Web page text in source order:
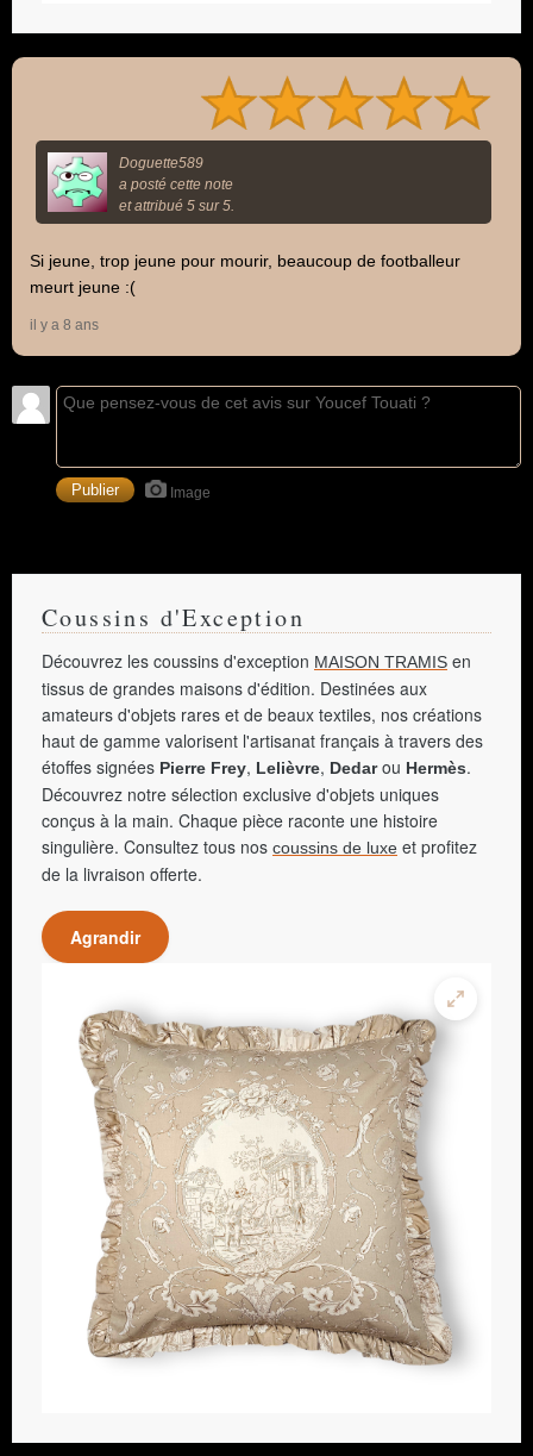
Doguette589
a posté cette note
et attribué 5 sur 5.
Si jeune, trop jeune pour mourir, beaucoup de footballeur
meurt jeune :(
il y a 8 ans
Image
Coussins d'Exception
Découvrez les coussins d'exception MAISON TRAMIS en
tissus de grandes maisons d'édition. Destinées aux
amateurs d'objets rares et de beaux textiles, nos créations
haut de gamme valorisent l'artisanat français à travers des
étoffes signées Pierre Frey, Lelièvre, Dedarou Hermès.
Découvrez notre sélection exclusive d'objets uniques
conçus à la main. Chaque pièce raconte une histoire
singulière. Consultez tous nos coussins de luxe et profitez
de la livraison offerte.
Agrandir